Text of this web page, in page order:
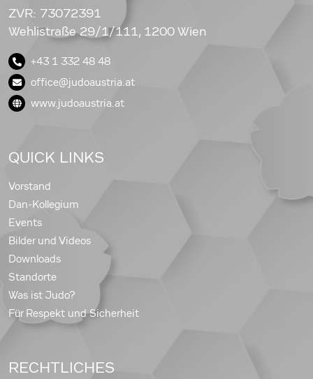
ZVR: 73072391
Wehlistraße 29/1/111, 1200 Wien
+43 1 332 48 48
office@judoaustria.at
www.judoaustria.at
QUICK LINKS
Vorstand
Dan-Kollegium
Events
Bilder und Videos
Downloads
Standorte
Was ist Judo?
Für Respekt und Sicherheit
RECHTLICHES